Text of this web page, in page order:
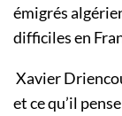
émigrés
difficiles en
Xavier
et ce qu’il